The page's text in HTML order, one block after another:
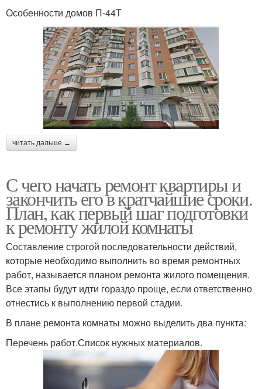
Особенности домов П-44Т
читать дальше →
С чего начать ремонт квартиры и
закончить его в кратчайшие сроки.
План, как первый шаг подготовки
к ремонту жилой комнаты
Составление строгой последовательности действий,
которые необходимо выполнить во время ремонтных
работ, называется планом ремонта жилого помещения.
Все этапы будут идти гораздо проще, если ответственно
отнестись к выполнению первой стадии.
В плане ремонта комнаты можно выделить два пункта:
Перечень работ.Список нужных материалов.